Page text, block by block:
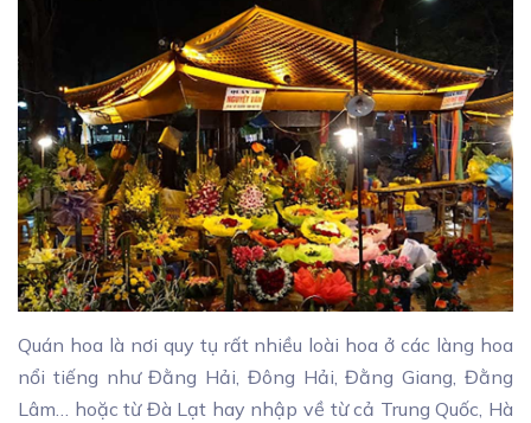
Quán hoa là nơi quy tụ rất nhiều loài hoa ở các làng hoa
nổi tiếng như Đằng Hải, Đông Hải, Đằng Giang, Đằng
Lâm… hoặc từ Đà Lạt hay nhập về từ cả Trung Quốc, Hà